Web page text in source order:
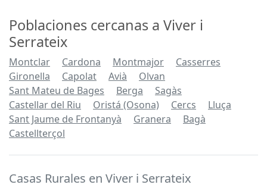
Poblaciones cercanas a Viver i
Serrateix
Montclar Cardona Montmajor
Casserres
Gironella
Capolat Avià
Olvan
Sant Mateu de Bages
Berga
Sagàs
Castellar del Riu
Oristá (Osona) Cercs
Lluça
Sant Jaume de Frontanyà
Granera
Bagà
Castellterçol
Casas Rurales en Viver i Serrateix